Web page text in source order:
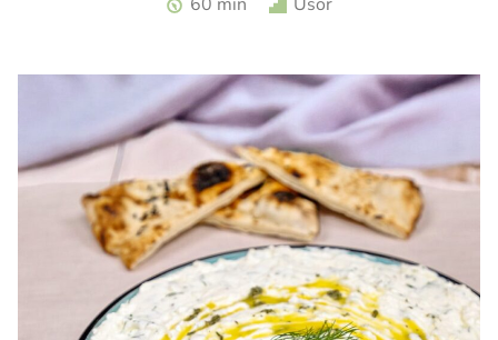
60 min Usor